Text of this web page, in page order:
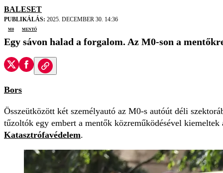
BALESET
PUBLIKÁLÁS: 2025. DECEMBER 30. 14:36
m0
mentő
Egy sávon halad a forgalom. Az M0-son a
Bors
Összeütközött két személyautó az M0-s autóút déli
tűzoltók egy embert a mentők közreműködésével
Katasztrófavédelem.